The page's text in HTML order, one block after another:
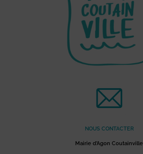
NOUS CONTACTER
Mairie d’Agon Coutainville